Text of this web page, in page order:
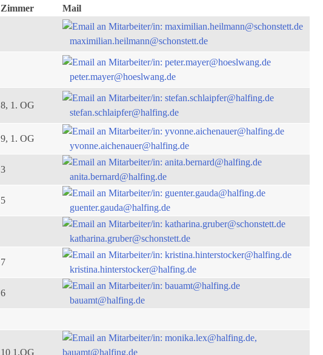
Zimmer
Mail
maximilian.heilmann@schonstett.de
peter.mayer@hoeslwang.de
8, 1. OG
stefan.schlaipfer@halfing.de
9, 1. OG
yvonne.aichenauer@halfing.de
3
anita.bernard@halfing.de
5
guenter.gauda@halfing.de
katharina.gruber@schonstett.de
7
kristina.hinterstocker@halfing.de
6
bauamt@halfing.de
10 1.OG